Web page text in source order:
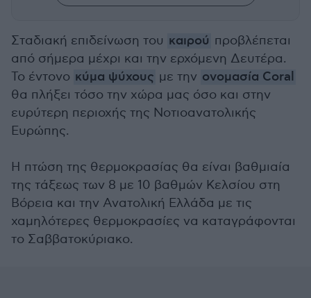
Σταδιακή επιδείνωση του καιρού προβλέπεται
από σήμερα μέχρι και την ερχόμενη Δευτέρα.
Το έντονο κύμα ψύχους με την ονομασία Coral
θα πλήξει τόσο την χώρα μας όσο και στην
ευρύτερη περιοχής της Νοτιοανατολικής
Ευρώπης.
Η πτώση της θερμοκρασίας θα είναι βαθμιαία
της τάξεως των 8 με 10 βαθμών Κελσίου στη
Βόρεια και την Ανατολική Ελλάδα με τις
χαμηλότερες θερμοκρασίες να καταγράφονται
το Σαββατοκύριακο.